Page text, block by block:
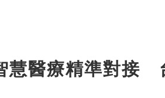
慧醫療精準對接